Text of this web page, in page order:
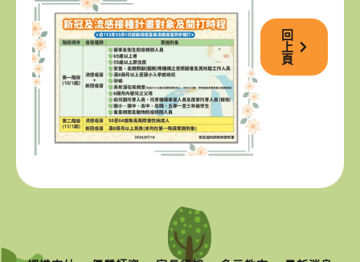
回
上
頁